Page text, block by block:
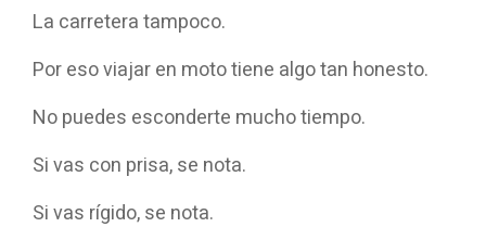
La carretera tampoco.
Por eso viajar en moto tiene algo tan honesto.
No puedes esconderte mucho tiempo.
Si vas con prisa, se nota.
Si vas rígido, se nota.